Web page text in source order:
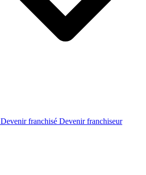
Devenir franchisé Devenir franchiseur